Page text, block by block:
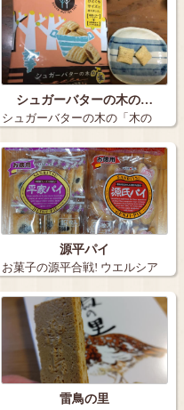
シュガーバターの木の…
シュガーバターの木の「木の
実」を発見！！…
源平パイ
お菓子の源平合戦! ウエルシア
若槻店に…
雷鳥の里